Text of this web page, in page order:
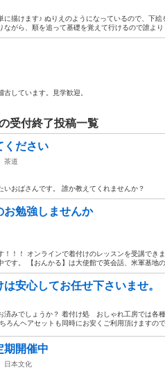
に描けます♪ ぬりえのようになっているので、下
がら、順を追って基礎を覚えて行けるので誰より
しています。見学歓迎。
受付終了投稿一覧
ください
茶道
いおばさんです。 誰か教えてくれませんか？
お勉強しませんか
！！！ オンラインで着付けのレッスンを受講でき
です。 【おんかる】は大使館で英会話、米軍基地の
安心してお任せ下さいませ。
済みでしょうか？ 着付け処 おしゃれ工房では各
ろんヘアセットも同時にお安くご利用頂けますの
期開催中
日本文化